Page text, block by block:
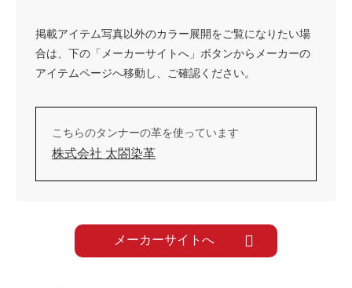
掲載アイテム写真以外のカラー展開をご覧になりたい場
合は、下の「メーカーサイトへ」ボタンからメーカーの
アイテムページへ移動し、ご確認ください。
こちらのタンナーの革を使っています
株式会社 太閤染革
メーカーサイトへ